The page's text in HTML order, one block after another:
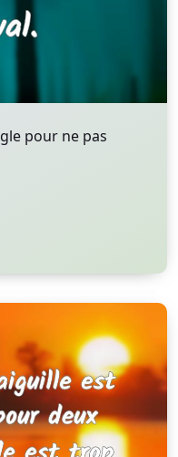
pour ne pas